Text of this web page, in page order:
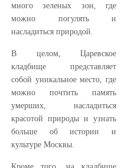
много зеленых зон, где
можно погулять и
насладиться природой.
В целом, Царевское
кладбище представляет
собой уникальное место, где
можно почтить память
умерших, насладиться
красотой природы и узнать
больше об истории и
культуре Москвы.